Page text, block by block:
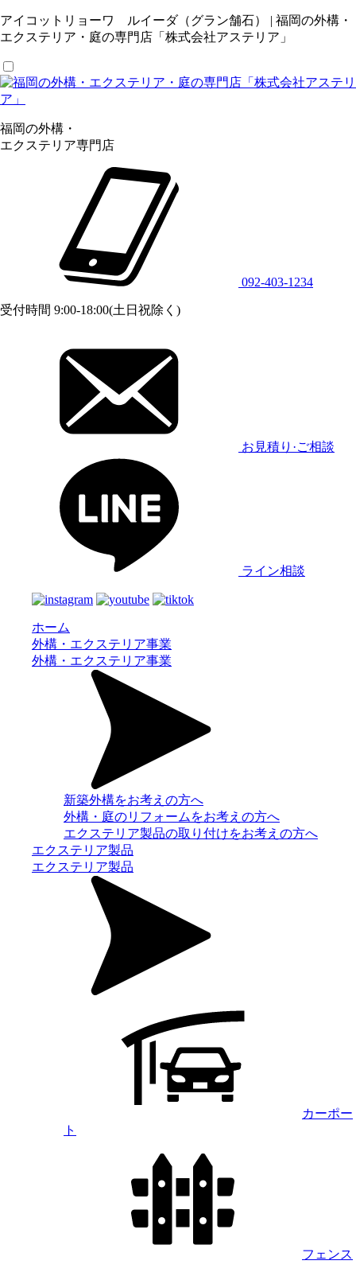
アイコットリョーワ ルイーダ（グラン舗石） | 福岡の外構・
エクステリア・庭の専門店「株式会社アステリア」
福岡の外構・
エクステリア専門店
092-403-1234
受付時間 9:00-18:00(土日祝除く)
お見積り·ご相談
ライン相談
ホーム
外構・エクステリア事業
外構・エクステリア事業
新築外構をお考えの方へ
外構・庭のリフォームをお考えの方へ
エクステリア製品の取り付けをお考えの方へ
エクステリア製品
エクステリア製品
カーポー
ト
フェンス